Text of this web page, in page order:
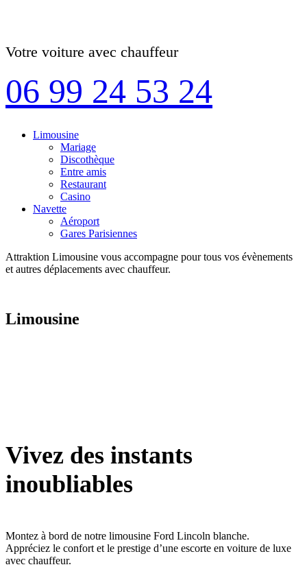
Votre voiture avec chauffeur
06 99 24 53 24
Limousine
Mariage
Discothèque
Entre amis
Restaurant
Casino
Navette
Aéroport
Gares Parisiennes
Attraktion Limousine vous accompagne pour tous vos évènements
et autres déplacements avec chauffeur.
Limousine
Vivez des instants
inoubliables
Montez à bord de notre limousine Ford Lincoln blanche.
Appréciez le confort et le prestige d’une escorte en voiture de luxe
avec chauffeur.